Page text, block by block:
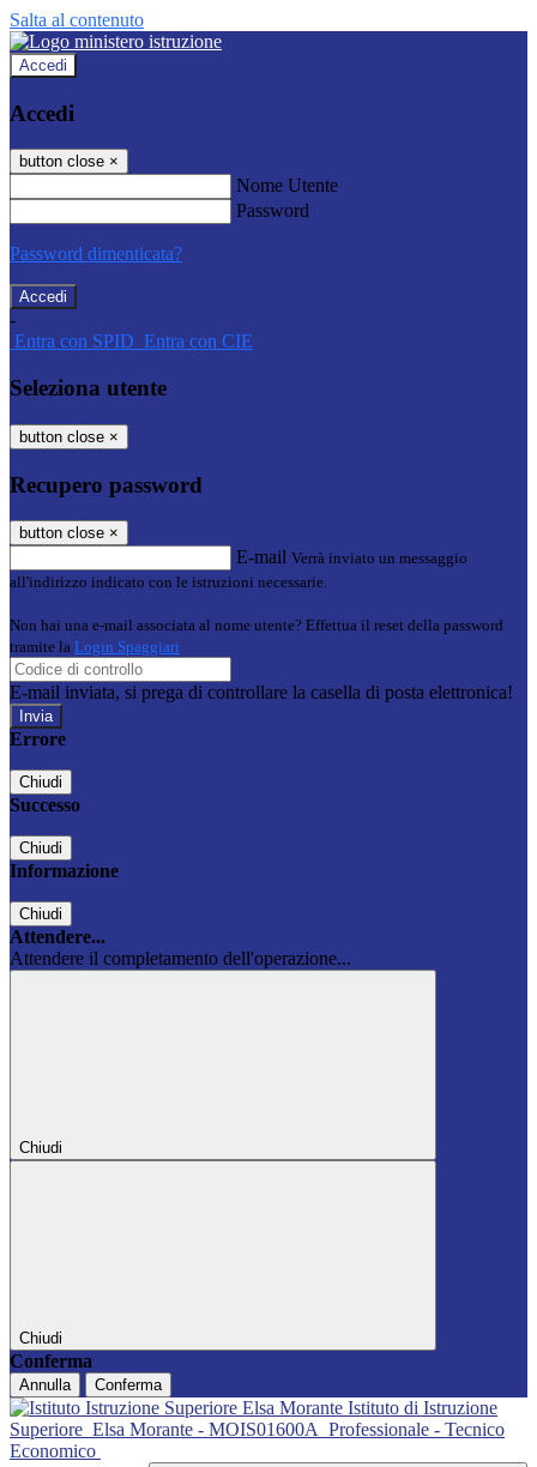
Salta al contenuto
Accedi
Accedi
button close ×
Nome Utente
Password
Password dimenticata?
-
Entra con SPID Entra con CIE
Seleziona utente
button close ×
Recupero password
button close ×
E-mail Verrà inviato un messaggio
all'indirizzo indicato con le istruzioni necessarie.
Non hai una e-mail associata al nome utente? Effettua il reset della password
tramite la Login Spaggiari
E-mail inviata, si prega di controllare la casella di posta elettronica!
Errore
Chiudi
Successo
Chiudi
Informazione
Chiudi
Attendere...
Attendere il completamento dell'operazione...
Chiudi
Chiudi
Conferma
Annulla Conferma
Istituto di Istruzione
Superiore Elsa Morante - MOIS01600A Professionale - Tecnico
Economico